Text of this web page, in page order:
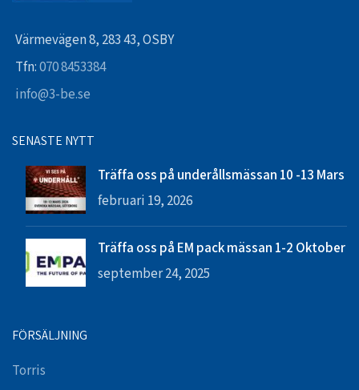
Värmevägen 8, 283 43, OSBY
Tfn:070 8453384
info@3-be.se
SENASTE NYTT
Träffa oss på underållsmässan 10 -13 Mars
februari 19, 2026
Träffa oss på EM pack mässan 1-2 Oktober
september 24, 2025
FÖRSÄLJNING
Torris